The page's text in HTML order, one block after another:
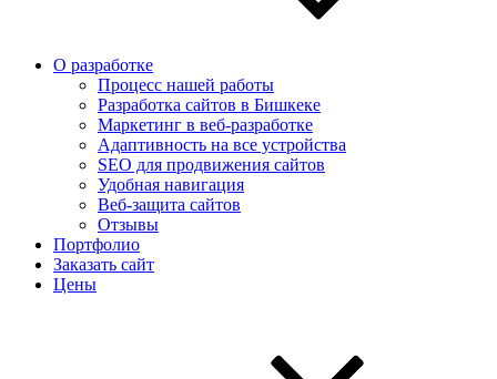
О разработке
Процесс нашей работы
Разработка сайтов в Бишкеке
Маркетинг в веб-разработке
Адаптивность на все устройства
SEO для продвижения сайтов
Удобная навигация
Веб-защита сайтов
Отзывы
Портфолио
Заказать сайт
Цены